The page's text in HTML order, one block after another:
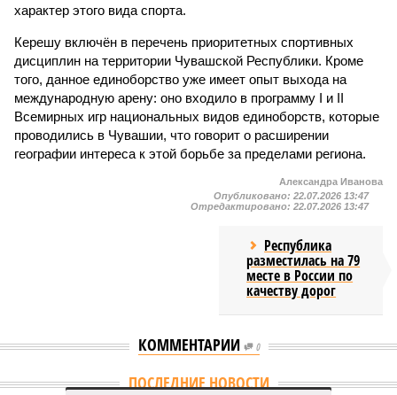
характер этого вида спорта.
Керешу включён в перечень приоритетных спортивных
дисциплин на территории Чувашской Республики. Кроме
того, данное единоборство уже имеет опыт выхода на
международную арену: оно входило в программу I и II
Всемирных игр национальных видов единоборств, которые
проводились в Чувашии, что говорит о расширении
географии интереса к этой борьбе за пределами региона.
Александра Иванова
Опубликовано: 22.07.2026 13:47
Отредактировано: 22.07.2026 13:47
Республика
разместилась на 79
месте в России по
качеству дорог
КОММЕНТАРИИ 0
ПОСЛЕДНИЕ НОВОСТИ